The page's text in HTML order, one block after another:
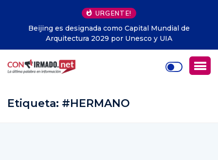
URGENTE!
Libros gratis en Guayaquil: la iniciativa que ya ha
entregado cerca de 1.500 ejemplares y llega a todo
Ecuador
Etiqueta: #HERMANO